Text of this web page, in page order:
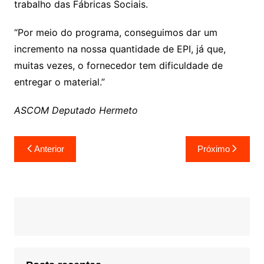
trabalho das Fábricas Sociais.
“Por meio do programa, conseguimos dar um
incremento na nossa quantidade de EPI, já que,
muitas vezes, o fornecedor tem dificuldade de
entregar o material.”
ASCOM Deputado Hermeto
Navegação
de
Anterior Próximo